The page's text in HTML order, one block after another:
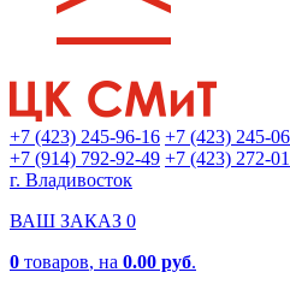
+7 (423) 245-96-16 +7 (423) 245-
+7 (914) 792-92-49 +7 (423) 272-
г. Владивосток
ВАШ ЗАКАЗ 0
0 товаров, на 0.00 руб.